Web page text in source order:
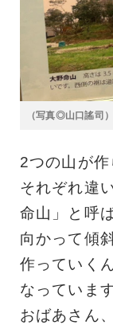
（写真◎山口謠司）
2つの山が
それぞれ違
命山」と呼
向かって傾
作っていく
なっていま
おばあさん